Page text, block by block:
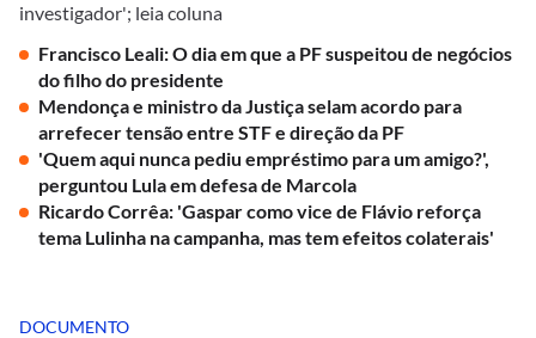
investigador'; leia coluna
Francisco Leali: O dia em que a PF suspeitou de negócios
do filho do presidente
Mendonça e ministro da Justiça selam acordo para
arrefecer tensão entre STF e direção da PF
'Quem aqui nunca pediu empréstimo para um amigo?',
perguntou Lula em defesa de Marcola
Ricardo Corrêa: 'Gaspar como vice de Flávio reforça
tema Lulinha na campanha, mas tem efeitos colaterais'
DOCUMENTO